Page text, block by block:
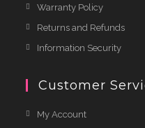
Warranty Policy
Returns and Refunds
Information Security
Customer
My Account